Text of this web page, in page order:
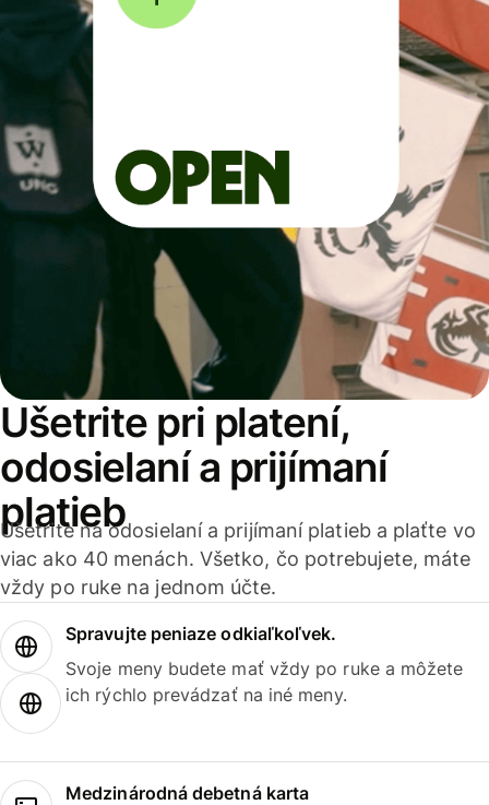
Ušetrite pri platení,
odosielaní a prijímaní
platieb
Ušetrite na odosielaní a prijímaní platieb a plaťte vo
viac ako 40 menách. Všetko, čo potrebujete, máte
vždy po ruke na jednom účte.
Spravujte peniaze odkiaľkoľvek.
Svoje meny budete mať vždy po ruke a môžete
ich rýchlo prevádzať na iné meny.
Medzinárodná debetná karta